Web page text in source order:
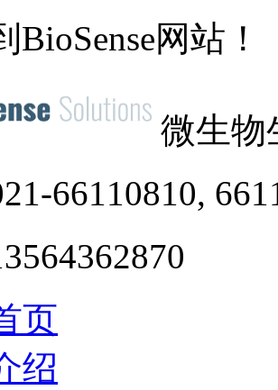
BioSense网站！
微生物
66110810,
页
绍